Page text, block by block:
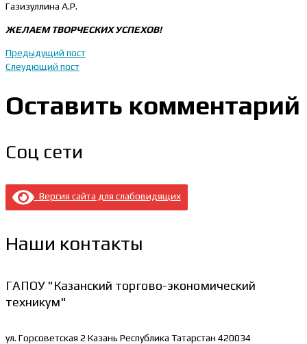
Газизуллина А.Р.
ЖЕЛАЕМ ТВОРЧЕСКИХ УСПЕХОВ!
Предыдущий пост
Слеудющий пост
Оставить комментарий
Соц сети
Версия сайта для слабовидящих
Наши контакты
ГАПОУ "Казанский торгово-экономический
техникум"
ул. Горсоветская 2 Казань Республика Татарстан 420034